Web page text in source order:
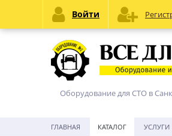
Оборудование для СТО в
ГЛАВНАЯ КАТАЛОГ УСЛУГИ
Войти